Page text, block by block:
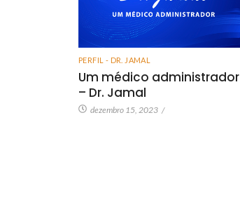
PERFIL - DR. JAMAL
Um médico administrador
– Dr. Jamal
dezembro 15, 2023 /